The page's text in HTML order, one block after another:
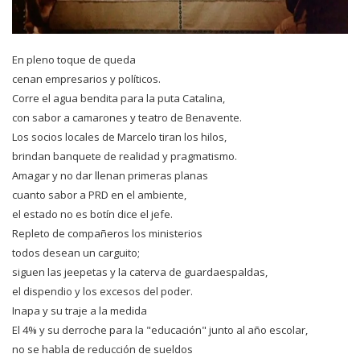
En pleno toque de queda
cenan empresarios y políticos.
Corre el agua bendita para la puta Catalina,
con sabor a camarones y teatro de Benavente.
Los socios locales de Marcelo tiran los hilos,
brindan banquete de realidad y pragmatismo.
Amagar y no dar llenan primeras planas
cuanto sabor a PRD en el ambiente,
el estado no es botín dice el jefe.
Repleto de compañeros los ministerios
todos desean un carguito;
siguen las jeepetas y la caterva de guardaespaldas,
el dispendio y los excesos del poder.
Inapa y su traje a la medida
El 4% y su derroche para la "educación" junto al año escolar,
no se habla de reducción de sueldos